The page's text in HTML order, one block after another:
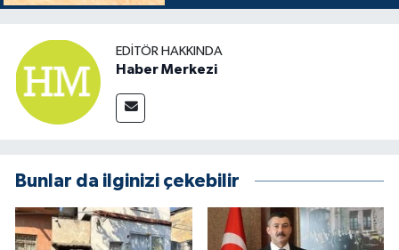
EDITÖR HAKKINDA
Haber Merkezi
Bunlar da ilginizi çekebilir